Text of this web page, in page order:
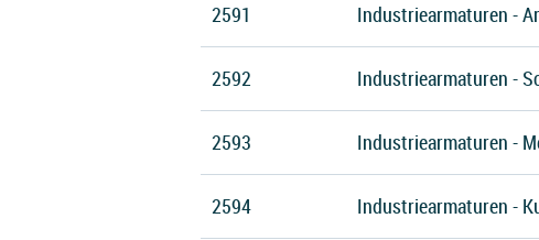
2591 Industriearmaturen -
2592 Industriearmaturen -
2593 Industriearmaturen -
2594 Industriearmaturen -